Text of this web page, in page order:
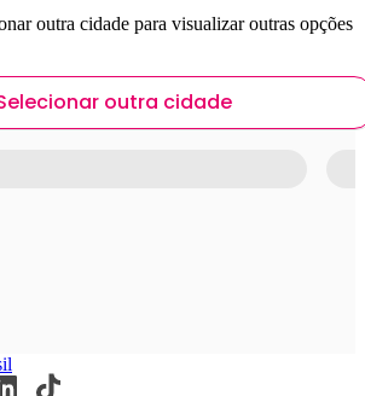
outra cidade para visualizar outras opções
outra cidade